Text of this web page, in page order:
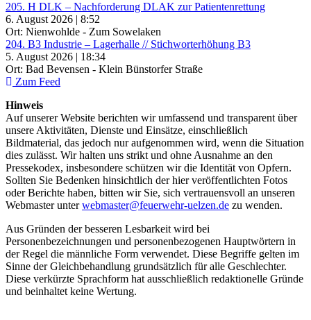
205. H DLK – Nachforderung DLAK zur Patientenrettung
6. August 2026 | 8:52
Ort: Nienwohlde - Zum Sowelaken
204. B3 Industrie – Lagerhalle // Stichworterhöhung B3
5. August 2026 | 18:34
Ort: Bad Bevensen - Klein Bünstorfer Straße
Zum Feed
Hinweis
Auf unserer Website berichten wir umfassend und transparent über
unsere Aktivitäten, Dienste und Einsätze, einschließlich
Bildmaterial, das jedoch nur aufgenommen wird, wenn die Situation
dies zulässt. Wir halten uns strikt und ohne Ausnahme an den
Pressekodex, insbesondere schützen wir die Identität von Opfern.
Sollten Sie Bedenken hinsichtlich der hier veröffentlichten Fotos
oder Berichte haben, bitten wir Sie, sich vertrauensvoll an unseren
Webmaster unterwebmaster@feuerwehr-uelzen.de zu wenden.
Aus Gründen der besseren Lesbarkeit wird bei
Personenbezeichnungen und personenbezogenen Hauptwörtern in
der Regel die männliche Form verwendet. Diese Begriffe gelten im
Sinne der Gleichbehandlung grundsätzlich für alle Geschlechter.
Diese verkürzte Sprachform hat ausschließlich redaktionelle Gründe
und beinhaltet keine Wertung.